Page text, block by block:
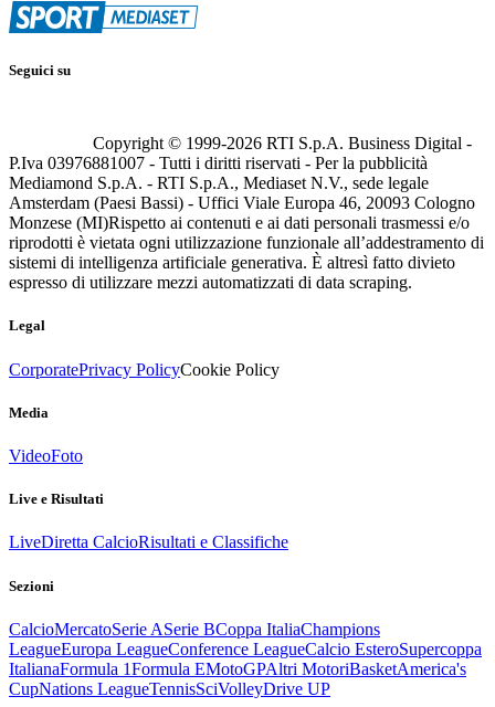
Seguici su
Copyright © 1999-2026 RTI S.p.A. Business Digital -
P.Iva 03976881007 - Tutti i diritti riservati - Per la pubblicità
Mediamond S.p.A. - RTI S.p.A., Mediaset N.V., sede legale
Amsterdam (Paesi Bassi) - Uffici Viale Europa 46, 20093 Cologno
Monzese (MI)Rispetto ai contenuti e ai dati personali trasmessi e/o
riprodotti è vietata ogni utilizzazione funzionale all’addestramento di
sistemi di intelligenza artificiale generativa. È altresì fatto divieto
espresso di utilizzare mezzi automatizzati di data scraping.
Legal
CorporatePrivacy PolicyCookie Policy
Media
VideoFoto
Live e Risultati
LiveDiretta CalcioRisultati e Classifiche
Sezioni
CalcioMercatoSerie ASerie BCoppa ItaliaChampions
LeagueEuropa LeagueConference LeagueCalcio EsteroSupercoppa
ItalianaFormula 1Formula EMotoGPAltri MotoriBasketAmerica's
CupNations LeagueTennisSciVolleyDrive UP